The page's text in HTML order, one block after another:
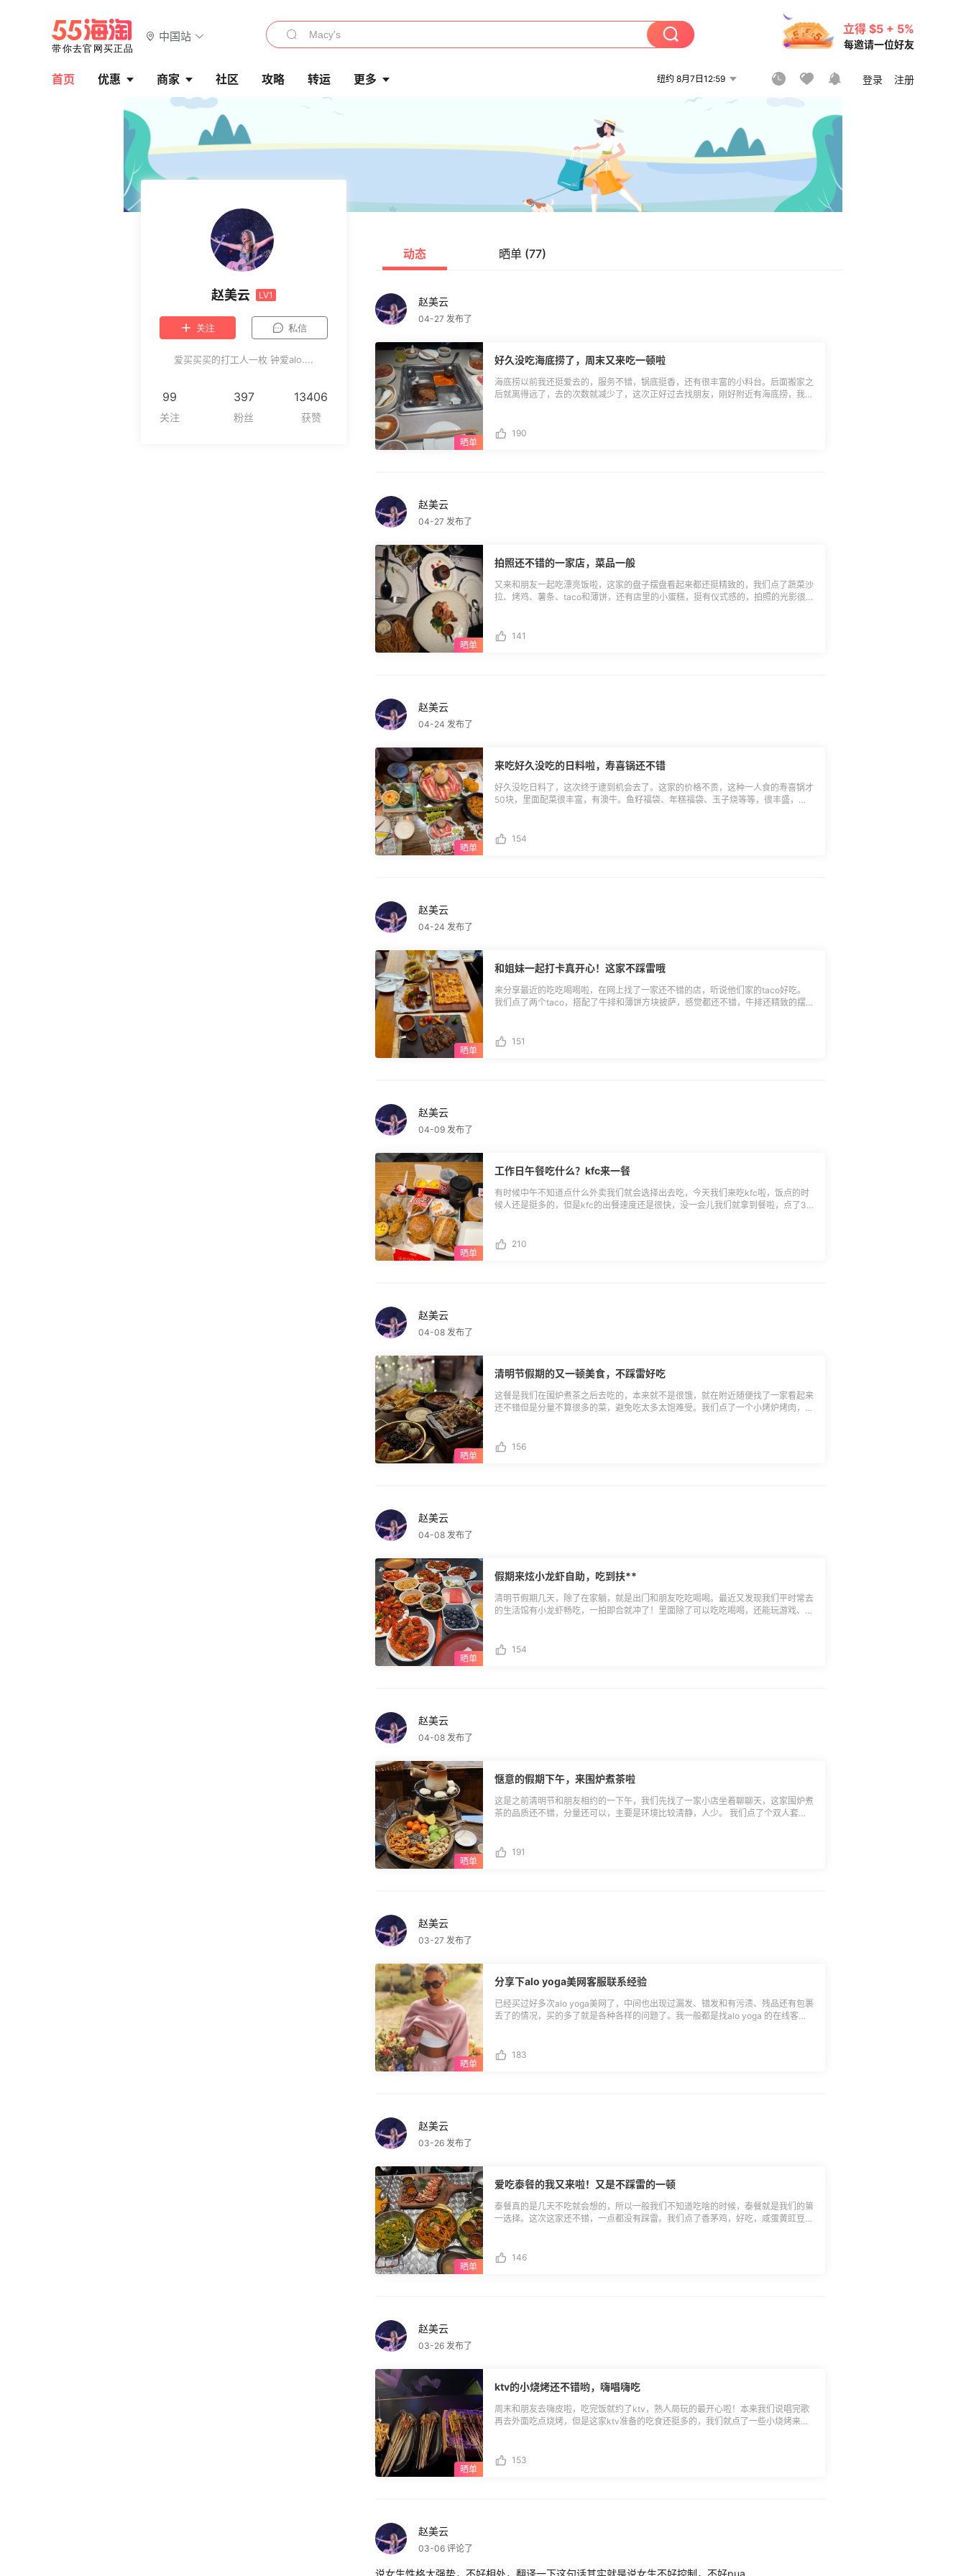
中国站
立得 $5 + 5%
每邀请一位好友
首页 优惠 商家 社区 攻略 转运 更多 纽约 8月7日12:59 登录 注册
赵美云 LV1
关注 私信
爱买买买的打工人一枚 钟爱alo....
99 397 13406
动态 晒单 (77)
赵美云
04-27 发布了
好久没吃海底捞了，周末又来吃一顿啦
海底捞以前我还挺爱去的，服务不错，锅底挺香，还有很丰富的小料台。后面搬家之
后就离得远了，去的次数就减少了，这次正好过去找朋友，刚好附近有海底捞，我们
多少哈哈哈。我挺喜欢海底捞的辣锅，牛油的味道很香，而且也不会辣的很厉害，煮
190
赵美云
04-27 发布了
拍照还不错的一家店，菜品一般
又来和朋友一起吃漂亮饭啦，这家的盘子摆盘看起来都还挺精致的，我们点了蔬菜沙
拉、烤鸡、薯条、taco和薄饼，还有店里的小蛋糕，挺有仪式感的，拍照的光影很
141
赵美云
04-24 发布了
来吃好久没吃的日料啦，寿喜锅还不错
好久没吃日料了，这次终于逮到机会去了。这家的价格不贵，这种一人食的寿喜锅才
50块，里面配菜很丰富，有澳牛。鱼籽福袋、年糕福袋、玉子烧等等，很丰盛，汤
错。这顿价格才150左右，两个人吃可以吃的饱饱的，推荐。
154
赵美云
04-24 发布了
和姐妹一起打卡真开心！这家不踩雷哦
来分享最近的吃吃喝喝啦，在网上找了一家还不错的店，听说他们家的taco好吃。
我们点了两个taco，搭配了牛排和薄饼方块披萨，感觉都还不错，牛排还精致的摆
聊天，又是开心的一天！
151
赵美云
04-09 发布了
工作日午餐吃什么？kfc来一餐
有时候中午不知道点什么外卖我们就会选择出去吃，今天我们来吃kfc啦，饭点的时
候人还是挺多的，但是kfc的出餐速度还是很快，没一会儿我们就拿到餐啦，点了3
喝足准备上去午休了，明天周五，开心开心。
210
赵美云
04-08 发布了
清明节假期的又一顿美食，不踩雷好吃
这餐是我们在围炉煮茶之后去吃的，本来就不是很饿，就在附近随便找了一家看起来
还不错但是分量不算很多的菜，避免吃太多太饱难受。我们点了一个小烤炉烤肉，搭
着很入味。旁边还有一份韩式辣鸡爪，是那种可以脱骨的鸡爪，味道也还不错。 这
156
赵美云
04-08 发布了
假期来炫小龙虾自助，吃到扶**
清明节假期几天，除了在家躺，就是出门和朋友吃吃喝喝。最近又发现我们平时常去
的生活馆有小龙虾畅吃，一拍即合就冲了！里面除了可以吃吃喝喝，还能玩游戏、看
蓝莓和草莓的品质还不错。我吃了很多，之前还有不限量的榴莲，很不错。吃完这一
154
赵美云
04-08 发布了
惬意的假期下午，来围炉煮茶啦
这是之前清明节和朋友相约的一下午，我们先找了一家小店坐着聊聊天，这家围炉煮
茶的品质还不错，分量还可以，主要是环境比较清静，人少。 我们点了个双人套餐
有空还来。
191
赵美云
03-27 发布了
分享下alo yoga美网客服联系经验
已经买过好多次alo yoga美网了，中间也出现过漏发、错发和有污渍、残品还有包裹
丢了的情况，买的多了就是各种各样的问题了。我一般都是找alo yoga 的在线客
服live customer service的指令，就会让你写信息，来回几次就可以连上，其他的联
183
赵美云
03-26 发布了
爱吃泰餐的我又来啦！又是不踩雷的一顿
泰餐真的是几天不吃就会想的，所以一般我们不知道吃啥的时候，泰餐就是我们的第
一选择。这次这家还不错，一点都没有踩雷。我们点了香茅鸡，好吃，咸蛋黄豇豆，
吃的也很满足，价格不贵环境也还可以，泰餐就是好吃。
146
赵美云
03-26 发布了
ktv的小烧烤还不错哟，嗨唱嗨吃
周末和朋友去嗨皮啦，吃完饭就约了ktv，熟人局玩的最开心啦！本来我们说唱完歌
再去外面吃点烧烤，但是这家ktv准备的吃食还挺多的，我们就点了一些小烧烤来吃
咯。 153
赵美云
03-06 评论了
说女生性格太强势，不好相处，翻译一下这句话其实就是说女生不好控制，不好pua